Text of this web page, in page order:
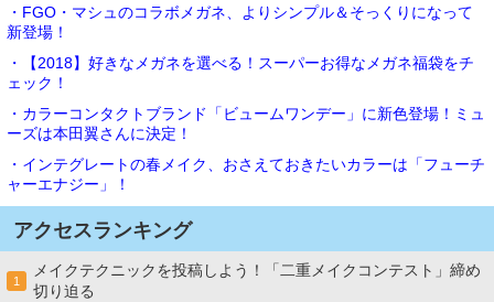
・FGO・マシュのコラボメガネ、よりシンプル＆そっくりになって
新登場！
・【2018】好きなメガネを選べる！スーパーお得なメガネ福袋をチ
ェック！
・カラーコンタクトブランド「ビュームワンデー」に新色登場！ミュ
ーズは本田翼さんに決定！
・インテグレートの春メイク、おさえておきたいカラーは「フューチ
ャーエナジー」！
アクセスランキング
1
メイクテクニックを投稿しよう！「二重メイクコンテスト」締め
切り迫る